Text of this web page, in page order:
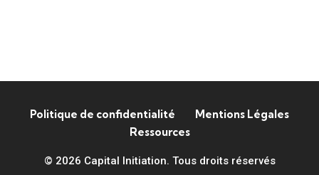
Politique de confidentialité
Mentions Légales
Ressources
© 2026 Capital Initiation. Tous droits réservés